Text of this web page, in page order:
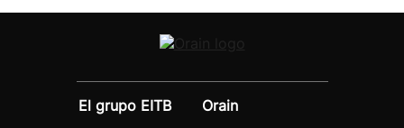
El grupo EITB
Orain